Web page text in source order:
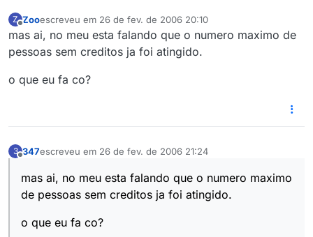
Z
Offline
Zooescreveu em 26 de fev. de 2006 20:10
última edição por
mas ai, no meu esta falando que o numero maximo de
pessoas sem creditos ja foi atingido.
o que eu fa co?
3 347escreveu em 26 de fev. de 2006 21:24
última edição por
mas ai, no meu esta falando que o numero maximo
de pessoas sem creditos ja foi atingido.
o que eu fa co?